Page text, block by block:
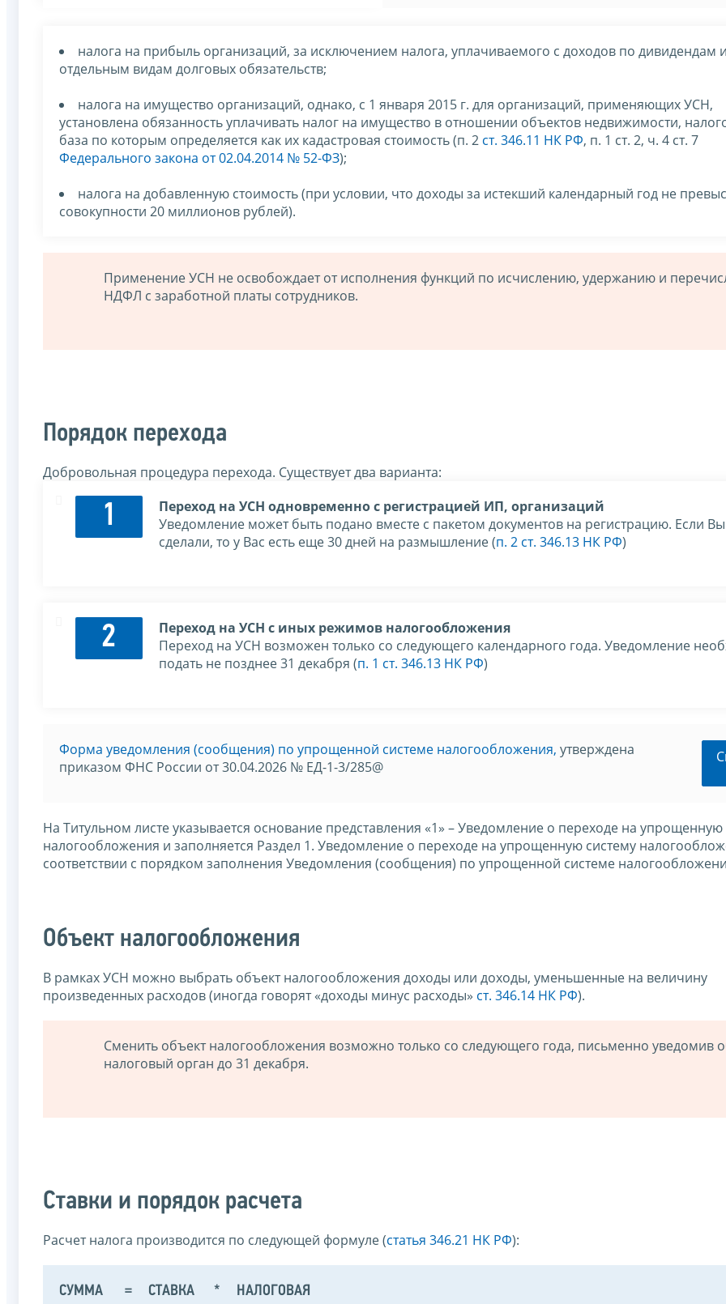
налога на прибыль организаций, за исключением налога, уплачиваемого с доходов по дивидендам и
отдельным видам долговых обязательств;
налога на имущество организаций, однако, с 1 января 2015 г. для организаций, применяющих УСН,
установлена обязанность уплачивать налог на имущество в отношении объектов недвижимости,
база по которым определяется как их кадастровая стоимость (п. 2 ст. 346.11 НК РФ, п. 1 ст. 2, ч. 4 ст. 7
Федерального закона от 02.04.2014 № 52-ФЗ);
налога на добавленную стоимость (при условии, что доходы за истекший календарный год не
совокупности 20 миллионов рублей).
Применение УСН не освобождает от исполнения функций по исчислению, удержанию и
НДФЛ с заработной платы сотрудников.
Порядок перехода
Добровольная процедура перехода. Существует два варианта:
1
Переход на УСН одновременно с регистрацией ИП, организаций
Уведомление может быть подано вместе с пакетом документов на регистрацию. Если Вы
сделали, то у Вас есть еще 30 дней на размышление (п. 2 ст. 346.13 НК РФ)
2
Переход на УСН с иных режимов налогообложения
Переход на УСН возможен только со следующего календарного года. Уведомление
подать не позднее 31 декабря (п. 1 ст. 346.13 НК РФ)
Форма уведомления (сообщения) по упрощенной системе налогообложения, утверждена
приказом ФНС России от 30.04.2026 № ЕД-1-3/285@
На Титульном листе указывается основание представления «1» – Уведомление о переходе на упрощенную
налогообложения и заполняется Раздел 1. Уведомление о переходе на упрощенную систему
соответствии с порядком заполнения Уведомления (сообщения) по упрощенной системе
Объект налогообложения
В рамках УСН можно выбрать объект налогообложения доходы или доходы, уменьшенные на величину
произведенных расходов (иногда говорят «доходы минус расходы» ст. 346.14 НК РФ).
Сменить объект налогообложения возможно только со следующего года, письменно уведомив
налоговый орган до 31 декабря.
Ставки и порядок расчета
Расчет налога производится по следующей формуле (статья 346.21 НК РФ):
СУММА = СТАВКА * НАЛОГОВАЯ